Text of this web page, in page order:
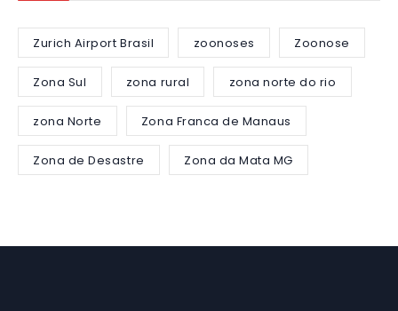
Zurich Airport Brasil zoonoses Zoonose
Zona Sul zona rural zona norte do rio
zona Norte Zona Franca de Manaus
Zona de Desastre Zona da Mata MG